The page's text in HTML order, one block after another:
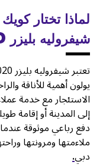
لماذا تختار
شيفروليه بليزر 2020
يولون أهمية للأناقة
الاستئجار مع خدمة
إلى المدينة أو إقامة
دفع رباعي موثوقة
ملاءمتها ومرونتها
دبي.